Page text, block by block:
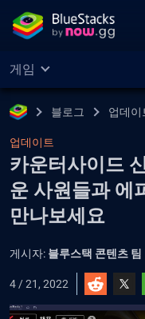
게임
블로그 업데이
업데이트
카운터사이드
운 사원들과 에
만나보세요
게시자: 블루스택 콘텐츠 팀
4 / 21, 2022